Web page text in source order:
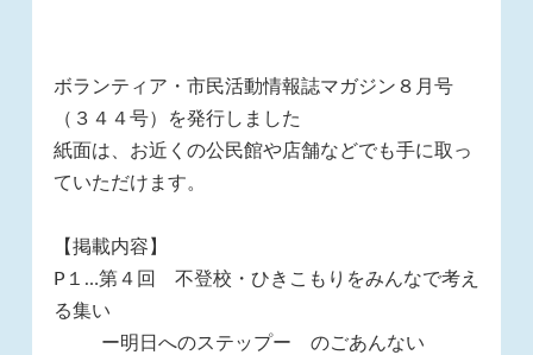
ボランティア・市民活動情報誌マガジン８月号
（３４４号）を発行しました
紙面は、お近くの公民館や店舗などでも手に取っ
ていただけます。
【掲載内容】
P１…第４回 不登校・ひきこもりをみんなで考え
る集い
ー明日へのステップー のごあんない